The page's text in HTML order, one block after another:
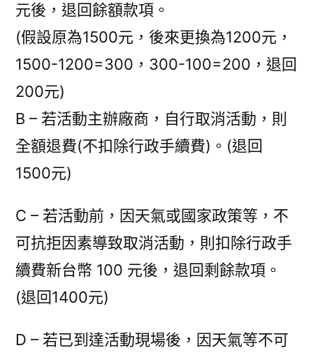
元後，退回餘額款項。
(假設原為1500元，後來更換為1200元，
1500-1200=300，300-100=200，退回
200元)
B – 若活動主辦廠商，自行取消活動，則
全額退費(不扣除行政手續費)。(退回
1500元)
C – 若活動前，因天氣或國家政策等，不
可抗拒因素導致取消活動，則扣除行政手
續費新台幣 100 元後，退回剩餘款項。
(退回1400元)
D – 若已到達活動現場後，因天氣等不可